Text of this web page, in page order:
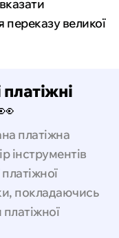
переказу великої
платіжна
інструментів
покладаючись